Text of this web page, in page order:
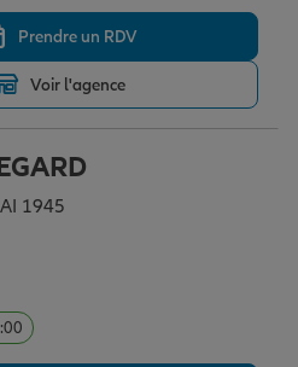
de la vie
Prendre un RDV
Voir l'agence
1945